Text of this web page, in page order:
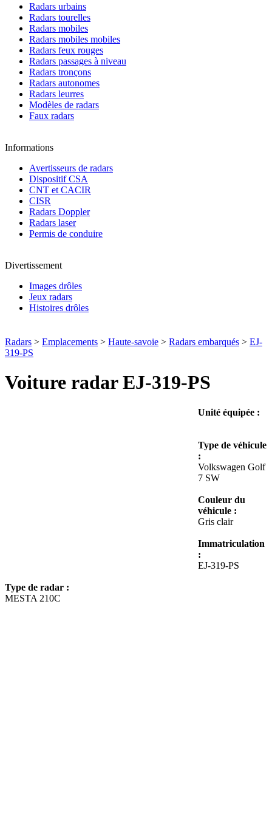
Radars urbains
Radars tourelles
Radars mobiles
Radars mobiles mobiles
Radars feux rouges
Radars passages à niveau
Radars tronçons
Radars autonomes
Radars leurres
Modèles de radars
Faux radars
Informations
Avertisseurs de radars
Dispositif CSA
CNT et CACIR
CISR
Radars Doppler
Radars laser
Permis de conduire
Divertissement
Images drôles
Jeux radars
Histoires drôles
Radars > Emplacements > Haute-savoie > Radars embarqués > EJ-
319-PS
Voiture radar EJ-319-PS
Unité équipée :
Type de véhicule
:
Volkswagen Golf
7 SW
Couleur du
véhicule :
Gris clair
Immatriculation
:
EJ-319-PS
Type de radar :
MESTA 210C